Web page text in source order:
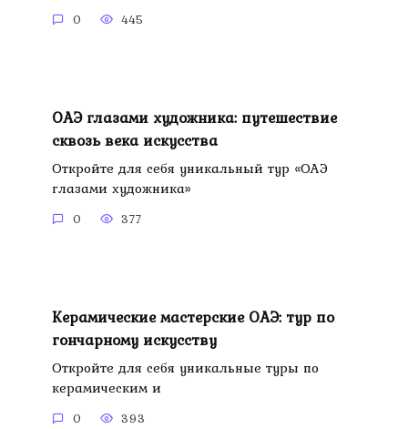
0 445
ОАЭ глазами художника: путешествие
сквозь века искусства
Откройте для себя уникальный тур «ОАЭ
глазами художника»
0 377
Керамические мастерские ОАЭ: тур по
гончарному искусству
Откройте для себя уникальные туры по
керамическим и
0 393